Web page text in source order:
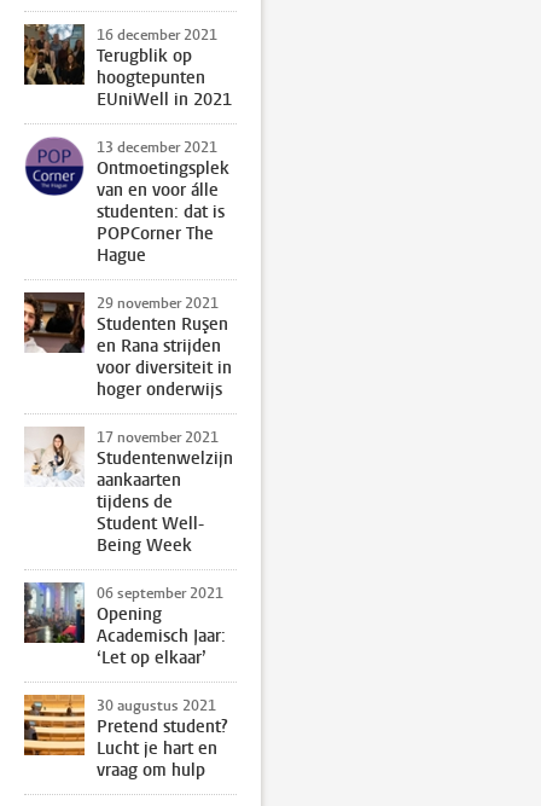
16 december 2021
Terugblik op
hoogtepunten
EUniWell in 2021
13 december 2021
Ontmoetingsplek
van en voor álle
studenten: dat is
POPCorner The
Hague
29 november 2021
Studenten Ruşen
en Rana strijden
voor diversiteit in
hoger onderwijs
17 november 2021
Studentenwelzijn
aankaarten
tijdens de
Student Well-
Being Week
06 september 2021
Opening
Academisch Jaar:
‘Let op elkaar’
30 augustus 2021
Pretend student?
Lucht je hart en
vraag om hulp